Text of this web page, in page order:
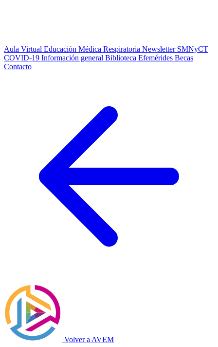
Aula Virtual Educación Médica Respiratoria Newsletter SMNyCT
COVID-19 Información general Biblioteca Efemérides Becas
Contacto
Volver a AVEM